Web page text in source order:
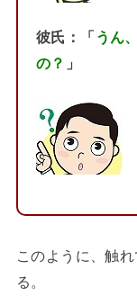
彼氏：「 うん
の？ 」
このように、触
る。